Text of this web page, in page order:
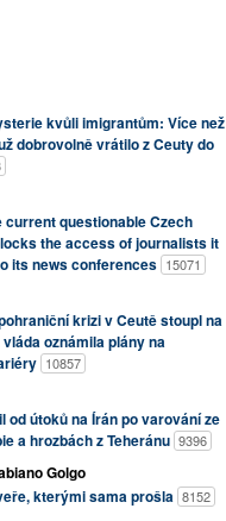
kvůli imigrantům: Více než
dobrovolně vrátilo z Ceuty do
current questionable Czech
the access of journalists it
its news conferences 15071
krizi v Ceutě stoupl na
oznámila plány na
10857
od útoků na Írán po varování ze
a hrozbách z Teheránu 9396
Golgo
kterými sama prošla 8152